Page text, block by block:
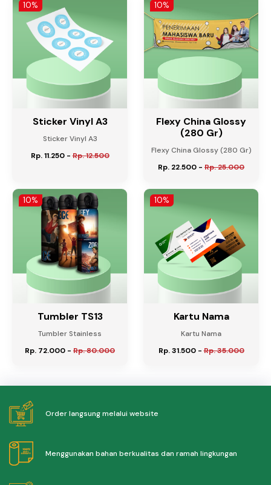
10%
Sticker Vinyl A3
Sticker Vinyl A3
Rp. 11.250-Rp. 12.500
10%
Flexy China Glossy
(280 Gr)
Flexy China Glossy (280 Gr)
Rp. 22.500 - Rp. 25.000
10%
Tumbler TS13
Tumbler Stainless
Rp. 72.000 - Rp. 80.000
10%
Kartu Nama
Kartu Nama
Rp. 31.500-Rp. 35.000
Order langsung melalui website
Menggunakan bahan berkualitas dan ramah lingkungan